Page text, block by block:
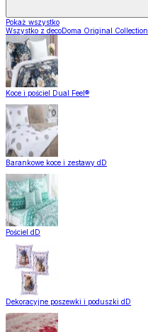
Pokaż wszystko
Wszystko z decoDoma Original Collection
Koce i pościel Dual Feel®
Barankowe koce i zestawy dD
Pościel dD
Dekoracyjne poszewki i poduszki dD